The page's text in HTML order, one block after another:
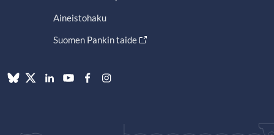
Aineistohaku
Suomen Pankin taide